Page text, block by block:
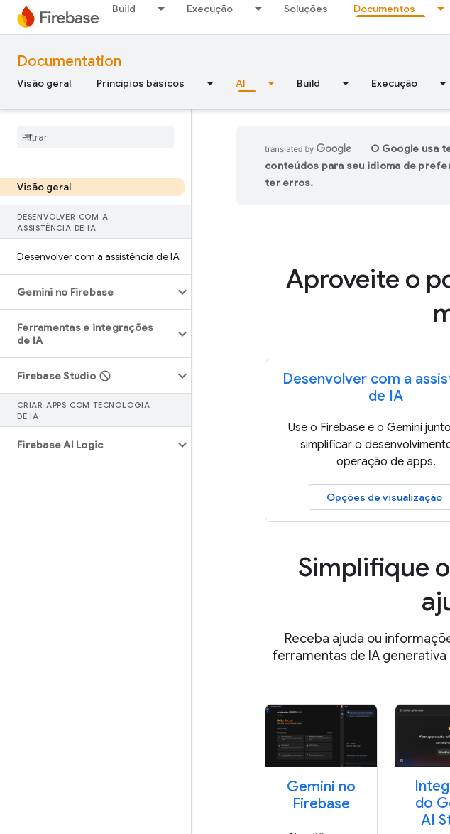
Build Execução Soluções Documentos
Documentation
Visão geral Princípios básicos AI Build Execução
Visão geral
DESENVOLVER COM A
ASSISTÊNCIA DE IA
Desenvolver com a assistência de IA
Gemini no Firebase
Ferramentas e integrações
de IA
Firebase Studio
CRIAR APPS COM TECNOLOGIA
DE IA
Firebase AI Logic
O Google usa
conteúdos para seu idioma de
ter erros.
Aproveite o
Desenvolver com a
de IA
Use o Firebase e o Gemini
simplificar o
operação de apps.
Opções de visualização
Simplifique
Receba ajuda ou
ferramentas de IA
Gemini no
Firebase
do
AI